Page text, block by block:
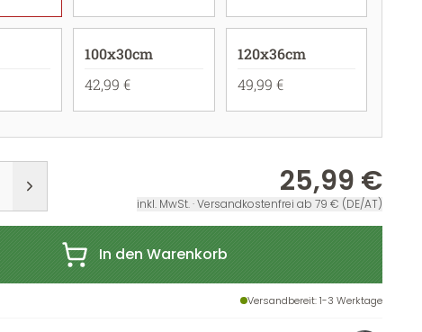
100x30cm
42,99 €
120x36cm
49,99 €
25,99 €
inkl. MwSt. · Versandkostenfrei ab 79 € (DE/AT)
In den Warenkorb
Versandbereit: 1-3 Werktage